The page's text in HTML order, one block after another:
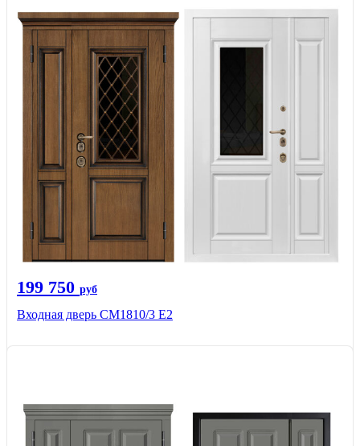
199 750 руб
Входная дверь СМ1810/3 Е2